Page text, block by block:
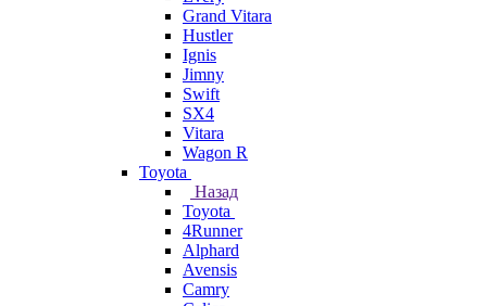
Grand Vitara
Hustler
Ignis
Jimny
Swift
SX4
Vitara
Wagon R
Toyota
Назад
Toyota
4Runner
Alphard
Avensis
Camry